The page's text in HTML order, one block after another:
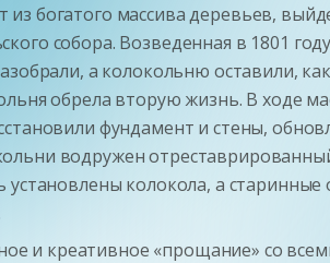
богатого массива деревьев,
собора. Возведенная в 1801
а колокольню оставили,
обрела вторую жизнь. В ходе
фундамент и стены,
водружен
колокола, а
и креативное «прощание» со